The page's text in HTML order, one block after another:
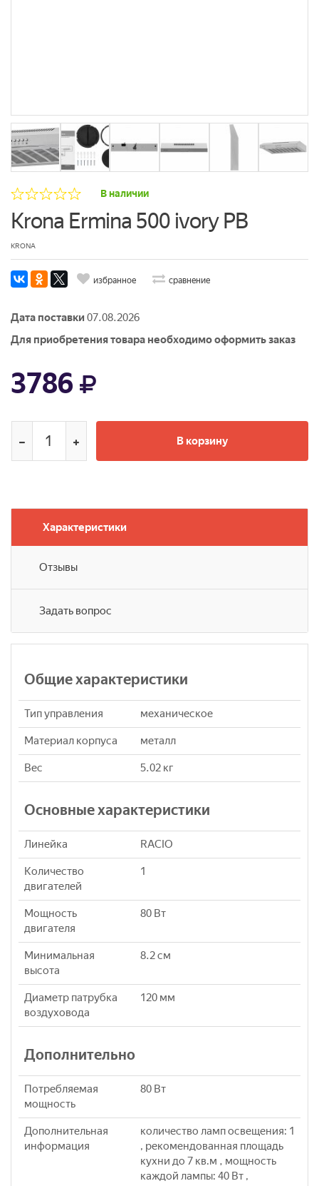
В наличии
Krona Ermina 500 ivory PB
KRONA
избранное сравнение
Дата поставки 07.08.2026
Для приобретения товара необходимо оформить заказ
3786
В корзину
Характеристики
Отзывы
Задать вопрос
Общие характеристики
Тип управления механическое
Материал корпуса металл
Вес 5.02 кг
Основные характеристики
Линейка RACIO
Количество
двигателей
1
Мощность
двигателя
80 Вт
Минимальная
высота
8.2 см
Диаметр патрубка
воздуховода
120 мм
Дополнительно
Потребляемая
мощность
80 Вт
Дополнительная
информация
количество ламп освещения: 1
, рекомендованная площадь
кухни до 7 кв.м , мощность
каждой лампы: 40 Вт ,